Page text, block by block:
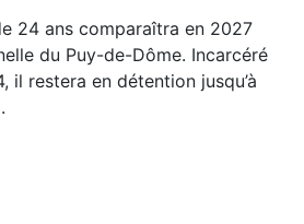
24 ans comparaîtra en 2027
du Puy-de-Dôme. Incarcéré
il restera en détention jusqu’à